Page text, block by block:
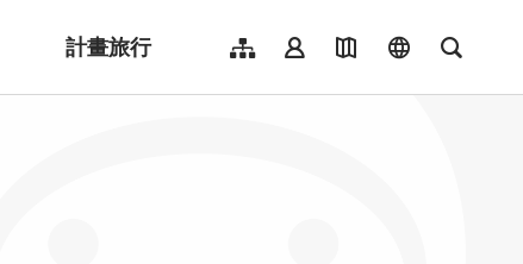
計畫旅行
網站導覽會員登入地圖導覽language全文檢